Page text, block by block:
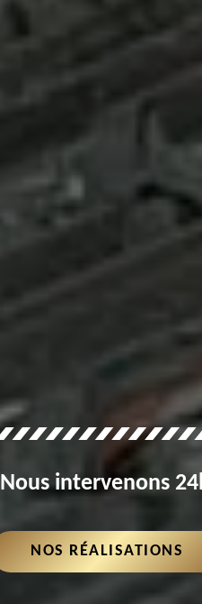
Nous intervenons
NOS RÉALISATIONS